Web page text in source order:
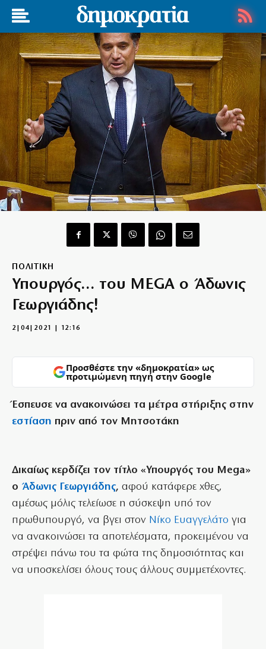
ΠΟΛΙΤΙΚΗ
Υπουργός… του MEGA ο Άδωνις
Γεωργιάδης!
2|04|2021 | 12:16
Προσθέστε την «δημοκρατία» ως
προτιμώμενη πηγή στην Google
Έσπευσε να ανακοινώσει τα μέτρα στήριξης στην
εστίαση πριν από τον Μητσοτάκη
Δικαίως κερδίζει τον τίτλο «Υπουργός του Mega»
οΆδωνις Γεωργιάδης, αφού κατάφερε χθες,
αμέσως μόλις τελείωσε η σύσκεψη υπό τον
πρωθυπουργό, να βγει στον Νίκο Ευαγγελάτο για
να ανακοινώσει τα αποτελέσματα, προκειμένου να
στρέψει πάνω του τα φώτα της δημοσιότητας και
να υποσκελίσει όλους τους άλλους συμμετέχοντες.